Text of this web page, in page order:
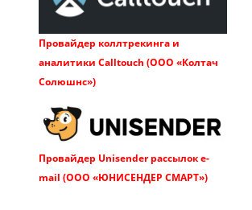
Провайдер коллтрекинга и
аналитики Calltouch (ООО «Колтач
Солюшнс»)
Провайдер Unisender рассылок e-
mail (ООО «ЮНИСЕНДЕР СМАРТ»)